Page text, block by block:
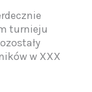
turnieju
w XXX